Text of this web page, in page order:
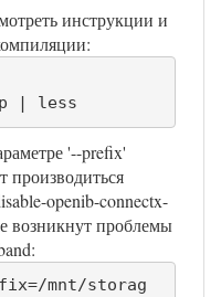
инструкции и
| less
'--prefix'
производиться
openib-connectx-
возникнут проблемы
mnt/storag